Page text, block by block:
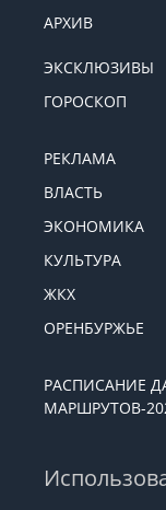
АРХИВ
ЭКСКЛЮЗИВЫ
ГОРОСКОП
РЕКЛАМА
ВЛАСТЬ
ЭКОНОМИКА
КУЛЬТУРА
ЖКХ
ОРЕНБУРЖЬЕ
РАСПИСАНИЕ
МАРШРУТОВ-